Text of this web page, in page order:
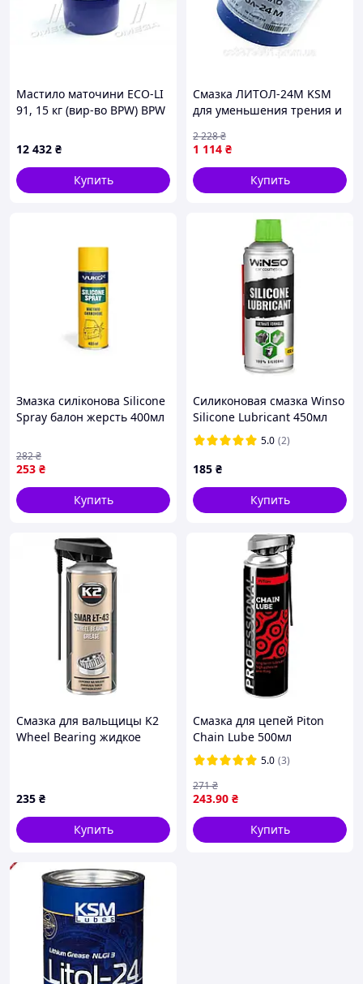
Мастило маточини ECO-LI
91, 15 кг (вир-во BPW) BPW
12 432 ₴
Купить
Смазка ЛИТОЛ-24М KSM
для уменьшения трения и
коррозии и влаги
1 114 ₴
2 228₴
Купить
Змазка силіконова Silicone
Spray балон жерсть 400мл
253 ₴
282₴
Купить
Силиконовая смазка Winso
Silicone Lubricant 450мл
5.0 (2)
185 ₴
Купить
Смазка для вальщицы K2
Wheel Bearing жидкое
235 ₴
Купить
Смазка для цепей Piton
Chain Lube 500мл
5.0 (3)
243.90 ₴
271₴
Купить